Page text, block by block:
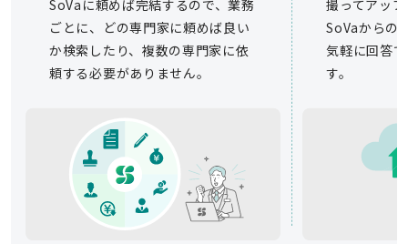
SoVaに頼めば完結するので、業務
ごとに、どの専門家に頼めば良い
か検索したり、複数の専門家に依
頼する必要がありません。
撮ってアッ
SoVaからの
気軽に回答
す。